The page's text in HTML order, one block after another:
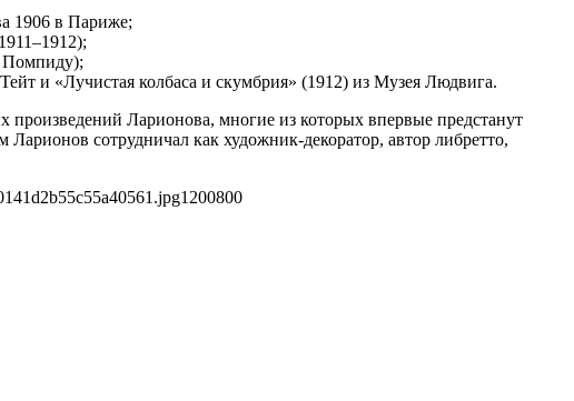
1906 в Париже;
Помпиду);
и «Лучистая колбаса и скумбрия» (1912) из Музея Людвига.
произведений Ларионова, многие из которых впервые предстанут
сотрудничал как художник-декоратор, автор либретто,
1200800